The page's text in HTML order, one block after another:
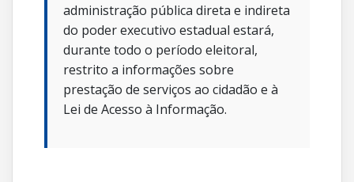
administração pública direta e indireta
do poder executivo estadual estará,
durante todo o período eleitoral,
restrito a informações sobre
prestação de serviços ao cidadão e à
Lei de Acesso à Informação.